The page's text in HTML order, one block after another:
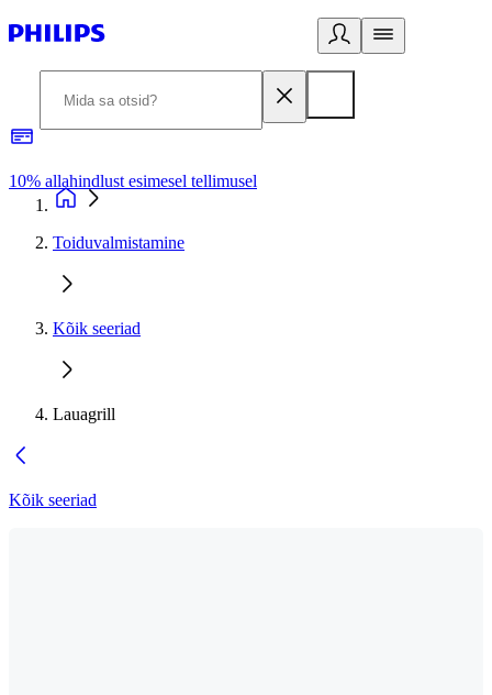
10% allahindlust esimesel tellimusel
Toiduvalmistamine
Kõik seeriad
Lauagrill
Kõik seeriad